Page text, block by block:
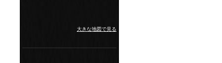
大きな地図で見る